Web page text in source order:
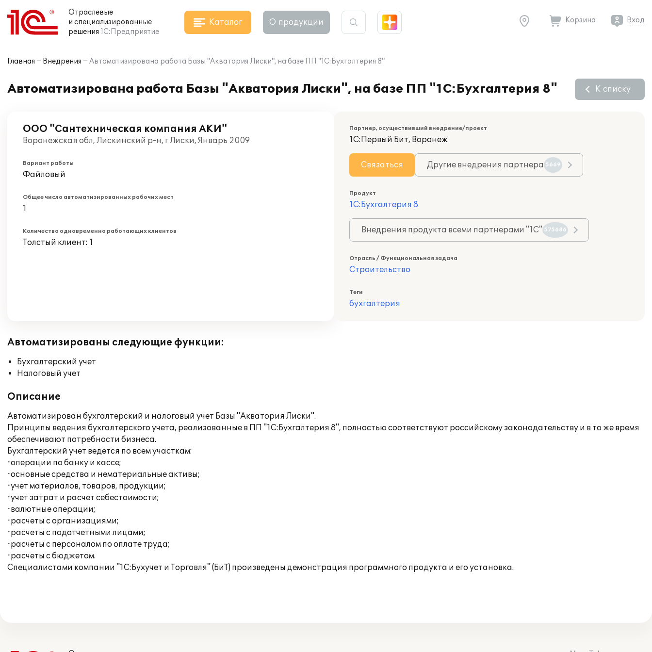
Отраслевые
и специализированные
решения 1С:Предприятие
Каталог О продукции Корзина Вход
Главная Внедрения Автоматизирована работа Базы "Акватория Лиски", на базе ПП "1С:Бухгалтерия 8"
Автоматизирована работа Базы "Акватория Лиски", на базе ПП "1С:Бухгалтерия 8" К списку
ООО "Сантехническая компания АКИ"
Воронежская обл, Лискинский р-н, г Лиски, Январь 2009
Вариант работы
Файловый
Общее число автоматизированных рабочих мест
1
Количество одновременно работающих клиентов
Толстый клиент: 1
Партнер, осуществивший внедрение/проект
1С:Первый Бит, Воронеж
Связаться Другие внедрения партнера 5669
Продукт
1С:Бухгалтерия 8
Внедрения продукта всеми партнерами "1С" 575686
Отрасль / Функциональная задача
Строительство
Теги
бухгалтерия
Автоматизированы следующие функции:
Бухгалтерский учет
Налоговый учет
Описание
Автоматизирован бухгалтерский и налоговый учет Базы "Акватория Лиски".
Принципы ведения бухгалтерского учета, реализованные в ПП "1С:Бухгалтерия 8", полностью соответствуют российскому законодательству и в то же время
обеспечивают потребности бизнеса.
Бухгалтерский учет ведется по всем участкам:
·операции по банку и кассе;
·основные средства и нематериальные активы;
·учет материалов, товаров, продукции;
·учет затрат и расчет себестоимости;
·валютные операции;
·расчеты с организациями;
·расчеты с подотчетными лицами;
·расчеты с персоналом по оплате труда;
·расчеты с бюджетом.
Специалистами компании "1С:Бухучет и Торговля" (БиТ) произведены демонстрация программного продукта и его установка.